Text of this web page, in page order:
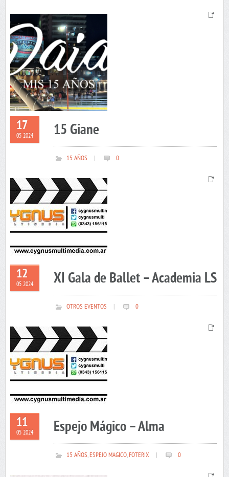
17
05 2024 15 Giane
15 AÑOS 0
12
05 2024 XI Gala de Ballet – Academia LS
OTROS EVENTOS 0
11
05 2024 Espejo Mágico – Alma
15 AÑOS,ESPEJO MAGICO,FOTERIX 0